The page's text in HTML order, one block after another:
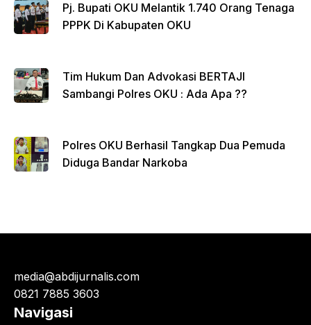
Pj. Bupati OKU Melantik 1.740 Orang Tenaga
PPPK Di Kabupaten OKU
Tim Hukum Dan Advokasi BERTAJI
Sambangi Polres OKU : Ada Apa ??
Polres OKU Berhasil Tangkap Dua Pemuda
Diduga Bandar Narkoba
media@abdijurnalis.com
0821 7885 3603
Navigasi